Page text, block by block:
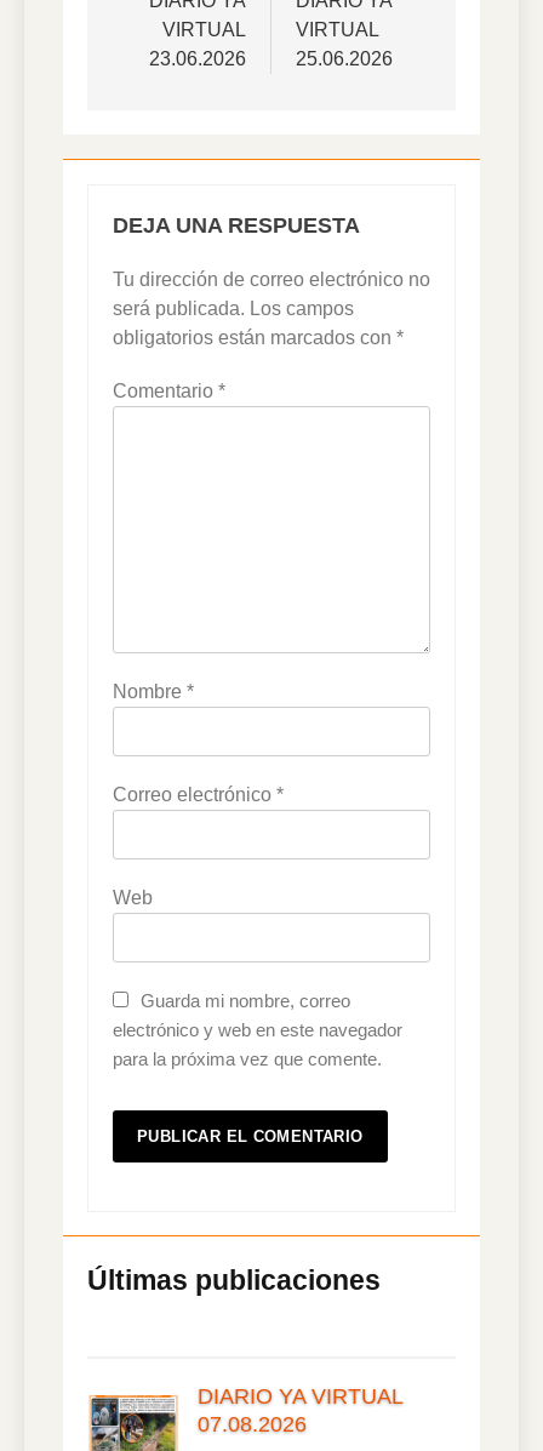
entradas
VIRTUAL
23.06.2026
VIRTUAL
25.06.2026
DEJA UNA RESPUESTA
Tu dirección de correo electrónico no
será publicada. Los campos
obligatorios están marcados con *
Comentario *
Nombre *
Correo electrónico *
Web
Guarda mi nombre, correo
electrónico y web en este navegador
para la próxima vez que comente.
DIARIO YA VIRTUAL
07.08.2026